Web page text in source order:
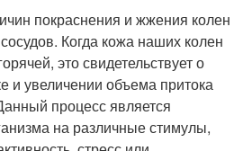
покраснения и жжения колен
Когда кожа наших колен
это свидетельствует о
и увеличении объема притока
процесс является
на различные стимулы,